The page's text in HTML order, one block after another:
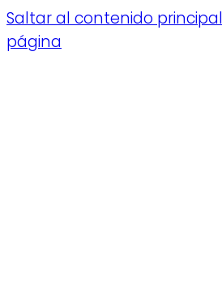
Saltar al contenido principal
página